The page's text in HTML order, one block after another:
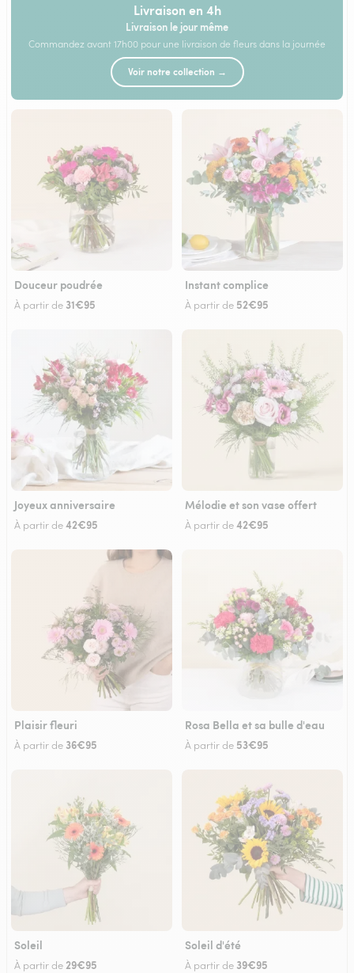
Livraison en 4h
Livraison le jour même
Commandez avant 17h00 pour une livraison de fleurs dans la journée
Voir notre collection →
Douceur poudrée
À partir de 31€95
Instant complice
À partir de 52€95
Joyeux anniversaire
À partir de42€95
Mélodie et son vase offert
À partir de42€95
Plaisir fleuri
À partir de 36€95
Rosa Bella et sa bulle d'eau
À partir de 53€95
Soleil
À partir de29€95
Soleil d'été
À partir de 39€95